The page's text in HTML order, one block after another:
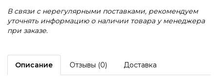
В связи с нерегулярными поставками, рекомендуем
уточнять информацию о наличии товара у менеджера
при заказе.
Описание Отзывы (0) Доставка